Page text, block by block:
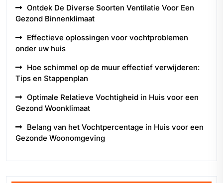
Ontdek De Diverse Soorten Ventilatie Voor Een
Gezond Binnenklimaat
Effectieve oplossingen voor vochtproblemen
onder uw huis
Hoe schimmel op de muur effectief verwijderen:
Tips en Stappenplan
Optimale Relatieve Vochtigheid in Huis voor een
Gezond Woonklimaat
Belang van het Vochtpercentage in Huis voor een
Gezonde Woonomgeving